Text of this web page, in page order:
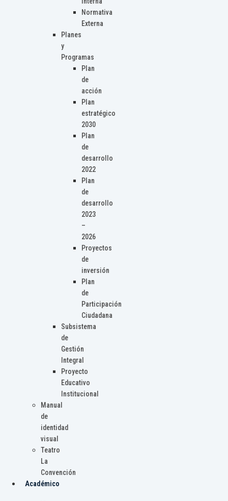
Normativa
Externa
Planes
y
Programas
Plan
de
acción
Plan
estratégico
2030
Plan
de
desarrollo
2022
Plan
de
desarrollo
2023
–
2026
Proyectos
de
inversión
Plan
de
Participación
Ciudadana
Subsistema
de
Gestión
Integral
Proyecto
Educativo
Institucional
Manual
de
identidad
visual
Teatro
La
Convención
Académico